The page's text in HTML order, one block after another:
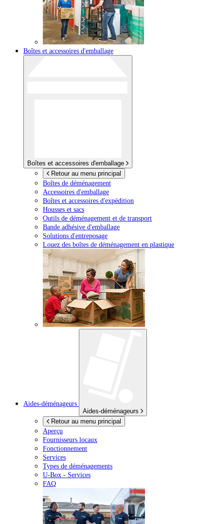
Boîtes et accessoires d'emballage
Boîtes et accessoires d'emballage
Retour au menu principal
Boîtes de déménagement
Accessoires d'emballage
Boîtes et accessoires d'expédition
Housses et sacs
Outils de déménagement et de transport
Bande adhésive d'emballage
Solutions d'entreposage
Louez des boîtes de déménagement en plastique
Aides-déménageurs
Aides-déménageurs
Retour au menu principal
Aperçu
Fournisseurs locaux
Fonctionnement
Services
Types de déménagements
U-Box - Services
FAQ